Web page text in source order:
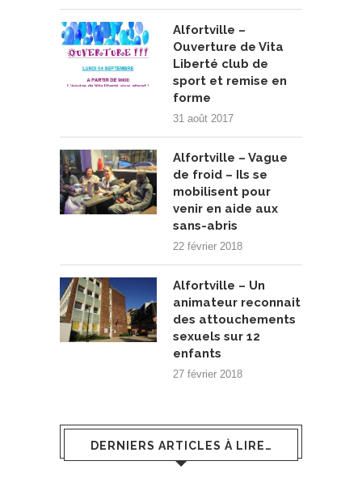
Alfortville –
Ouverture de Vita
Liberté club de
sport et remise en
forme
31 août 2017
Alfortville – Vague
de froid – Ils se
mobilisent pour
venir en aide aux
sans-abris
22 février 2018
Alfortville – Un
animateur reconnait
des attouchements
sexuels sur 12
enfants
27 février 2018
DERNIERS ARTICLES À LIRE…